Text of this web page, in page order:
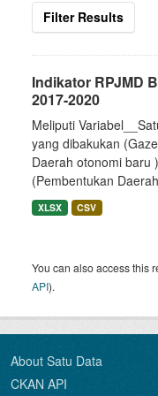
Filter Results
Indikator RPJMD
2017-2020
Meliputi
yang dibakukan
Daerah otonomi baru
(Pembentukan
XLSX CSV
You can also access this
API).
About Satu Data
CKAN API